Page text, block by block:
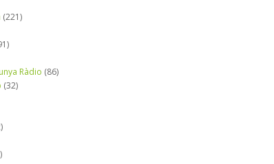
(221)
Ràdio (86)
(32)